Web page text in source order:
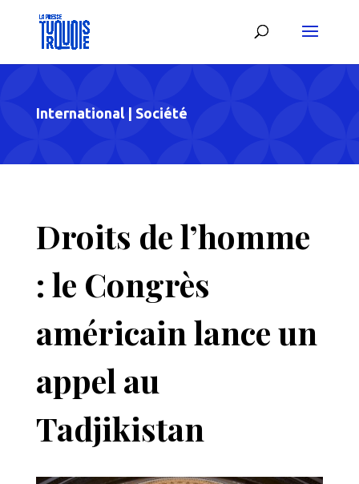
International| Société
Droits de l’homme
: le Congrès
américain lance un
appel au
Tadjikistan